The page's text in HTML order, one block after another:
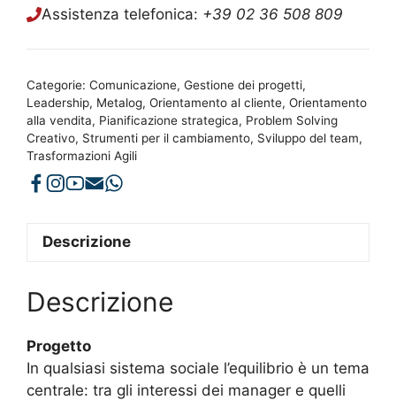
Assistenza telefonica: +39 02 36 508 809
Categorie: Comunicazione, Gestione dei progetti,
Leadership, Metalog, Orientamento al cliente, Orientamento
alla vendita, Pianificazione strategica, Problem Solving
Creativo, Strumenti per il cambiamento, Sviluppo del team,
Trasformazioni Agili
Descrizione
Descrizione
Progetto
In qualsiasi sistema sociale l’equilibrio è un tema
centrale: tra gli interessi dei manager e quelli